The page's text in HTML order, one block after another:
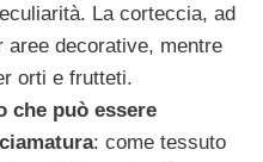
La corteccia, ad
aree decorative, mentre
orti e frutteti.
che può essere
: come tessuto